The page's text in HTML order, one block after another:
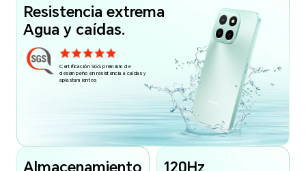
Resistencia extrema
Agua y caídas.
Certificación SGS premium de
desempeño en resistencia a caídas y
aplastamientos
Almacenamiento
120Hz